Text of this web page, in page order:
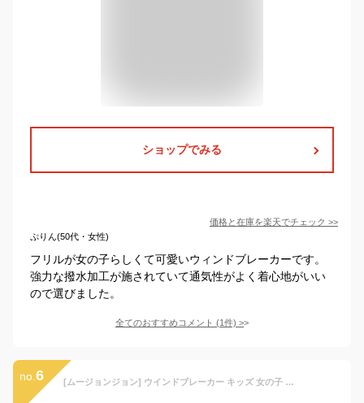
ショップでみる
価格と在庫を楽天でチェック >>
ぷりん(50代・女性)
フリルが女の子らしくて可愛いウィンドブレーカーです。
強力な撥水加工が施されていて通気性がよく着心地がいい
ので選びました。
全てのおすすめコメント (1件) >
no. 6 [ムージョンジョン] ウインドブレーカー キッズ 女の子 子供服 アウター コート ジャンパー メール便(ライトピンク 120cm)